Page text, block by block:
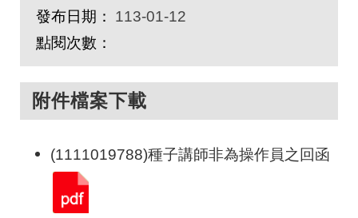
發布日期：
113-01-12
點閱次數：
附件檔案下載
(1111019788)種子講師非為操作員之回函